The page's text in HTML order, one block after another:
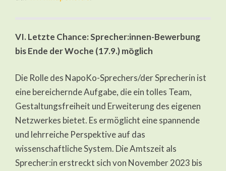
VI. Letzte Chance: Sprecher:innen-Bewerbung
bis Ende der Woche (17.9.) möglich
Die Rolle des NapoKo-Sprechers/der Sprecherin ist
eine bereichernde Aufgabe, die ein tolles Team,
Gestaltungsfreiheit und Erweiterung des eigenen
Netzwerkes bietet. Es ermöglicht eine spannende
und lehrreiche Perspektive auf das
wissenschaftliche System. Die Amtszeit als
Sprecher:in erstreckt sich von November 2023 bis